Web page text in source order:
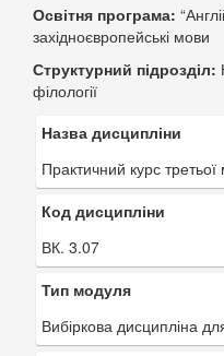
Освітня програма:
західноєвропейські мови
Структурний підрозділ:
філології
Назва дисципліни
Практичний курс
Код дисципліни
ВК. 3.07
Тип модуля
Вибіркова дисципліна